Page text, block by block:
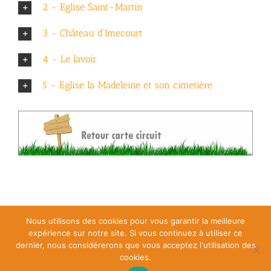
2 - Eglise Saint-Martin
3 - Château d'Imecourt
4 - Le lavoir
5 - Eglise la Madeleine et son cimetière
Chouette Balade © 2023 |Conditions générales d’utilisation|Politique
relative aux cookies |Mentions légales
FacebookInstagram
Nous utilisons des cookies pour vous garantir la meilleure
expérience sur notre site. Si vous continuez à utiliser ce
dernier, nous considérerons que vous acceptez l'utilisation des
cookies.